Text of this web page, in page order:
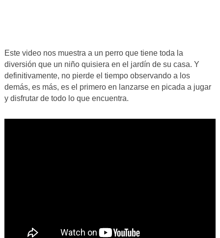
Este video nos muestra a un perro que tiene toda la
diversión que un niño quisiera en el jardín de su casa. Y
definitivamente, no pierde el tiempo observando a los
demás, es más, es el primero en lanzarse en picada a jugar
y disfrutar de todo lo que encuentra.